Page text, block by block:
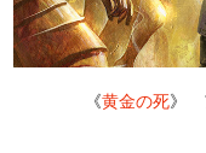
《黄金の死》